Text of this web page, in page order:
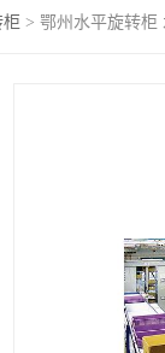
> 鄂州水平旋转柜